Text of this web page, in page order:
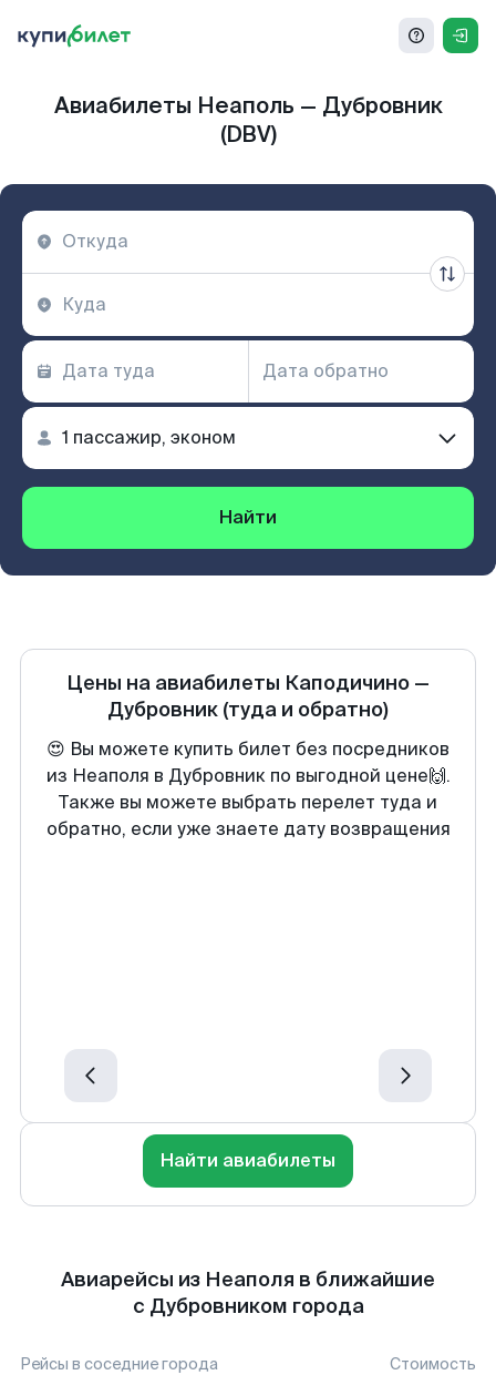
Авиабилеты Неаполь — Дубровник
(DBV)
Найти
Цены на авиабилеты Каподичино —
Дубровник (туда и обратно)
😍 Вы можете купить билет без посредников
из Неаполя в Дубровник по выгодной цене🙌.
Также вы можете выбрать перелет туда и
обратно, если уже знаете дату возвращения
Найти авиабилеты
Авиарейсы из Неаполя в ближайшие
с Дубровником города
Рейсы в соседние города Стоимость